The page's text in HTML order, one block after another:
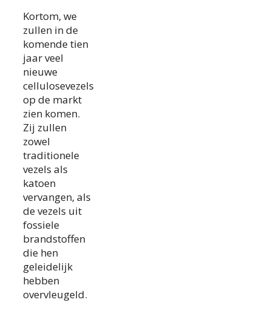
Kortom, we
zullen in de
komende tien
jaar veel
nieuwe
cellulosevezels
op de markt
zien komen.
Zij zullen
zowel
traditionele
vezels als
katoen
vervangen, als
de vezels uit
fossiele
brandstoffen
die hen
geleidelijk
hebben
overvleugeld.